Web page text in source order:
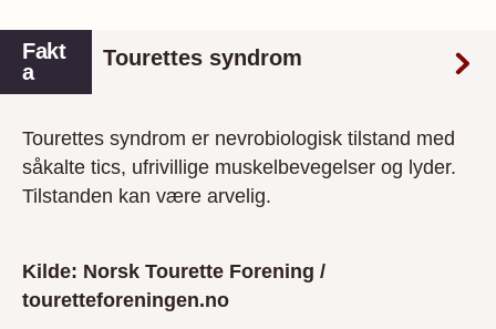
Fakt
a
Tourettes syndrom
Tourettes syndrom er nevrobiologisk tilstand med
såkalte tics, ufrivillige muskelbevegelser og lyder.
Tilstanden kan være arvelig.
Kilde: Norsk Tourette Forening /
touretteforeningen.no